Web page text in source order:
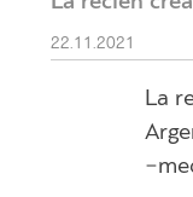
22.11.2021
La